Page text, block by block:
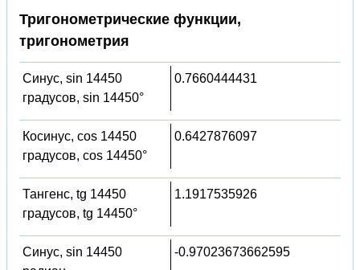
Тригонометрические функции,
тригонометрия
Синус, sin 14450
градусов, sin 14450°
0.7660444431
Косинус, cos 14450
градусов, cos 14450°
0.6427876097
Тангенс, tg 14450
градусов, tg 14450°
1.1917535926
Синус, sin 14450
-0.97023673662595